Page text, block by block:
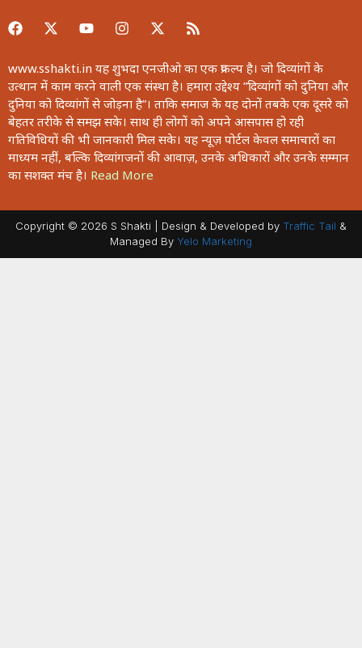
www.sshakti.in यह शुभदा एनजीओ का एक प्रकल्प है। जो दिव्यांगों के
उत्थान में काम करने वाली एक संस्था है। हमारा उद्देश्य ”दिव्यांगों को दुनिया और
दुनिया को दिव्यांगों से जोड़ना है”। ताकि समाज के यह दोनों तबके एक दूसरे को
बेहतर तरीके से समझ सके। साथ ही लोगों को अपने आसपास हो रही
गतिविधियों की भी जानकारी मिल सके। यह न्यूज़ पोर्टल केवल समाचारों का
माध्यम नहीं, बल्कि दिव्यांगजनों की आवाज़, उनके अधिकारों और उनके सम्मान
का सशक्त मंच है। Read More
Copyright © 2026 S Shakti | Design & Developed by Traffic Tail &
Managed By Yelo Marketing